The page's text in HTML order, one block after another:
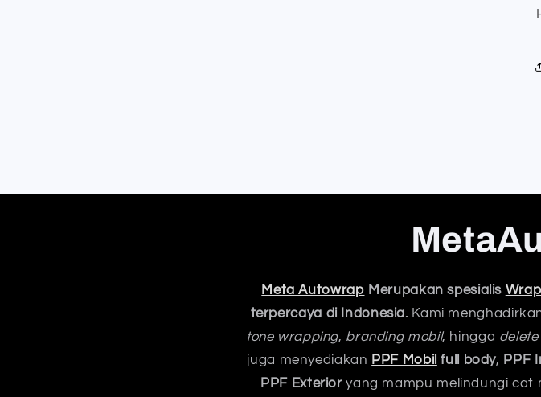
Meta Autowrap Merupakan spesialis
terpercaya di Indonesia.Kami
tone wrapping, branding mobil, hingga
juga menyediakan PPF Mobil full body, PPF
PPF Exterioryang mampu melindungi cat